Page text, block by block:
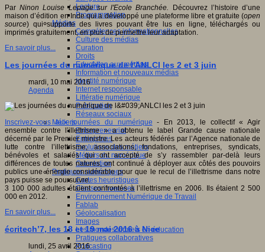
Lecture
Programmation
Médias
Compétences informationnelles
Culture des médias
Curation
Droits
Education aux médias
Information et nouveaux médias
Identité numérique
Internet responsable
Littératie numérique
Publication
Réseaux sociaux
Métiers
Entrepreneuriat
Entreprises
Evolutions des métiers
Métiers du numérique
Orientation
Pratiques numériques
Cartes heuristiques
Classes inversées
Environnement Numérique de Travail
Fablab
Géolocalisation
Images
Les mondes virtuels en éducation
Pratiques collaboratives
Podcasting
ParNinon Louise Lepage sur l'Ecole Branchée. Découvrez l’histoire d’une
maison d’édition en Inde qui a développé une plateforme libre et gratuite (open
source) qui supporte des livres pouvant être lus en ligne, téléchargés ou
imprimés gratuitement, en plus de permettre leur adaptation.
En savoir plus...
Les journées du numérique de l'ANLCI les 2 et 3 juin
mardi, 10 mai 2016
Agenda
Inscrivez-vous aux journées du numérique - En 2013, le collectif « Agir
ensemble contre l’illettrisme » a obtenu le label Grande cause nationale
décerné par le Premier ministre. Les acteurs fédérés par l’Agence nationale de
lutte contre l’illettrisme, associations, fondations, entreprises, syndicats,
bénévoles et salariés qui ont accepté de s’y rassembler par-delà leurs
différences de toutes natures, ont continué à déployer aux côtés des pouvoirs
publics une énergie considérable pour que le recul de l’illettrisme dans notre
pays puisse se poursuivre.
3 100 000 adultes étaient confrontés à l’illettrisme en 2006. Ils étaient 2 500
000 en 2012.
En savoir plus...
écritech’7, les 18 et 19 mai 2016 à Nice
lundi, 25 avril 2016